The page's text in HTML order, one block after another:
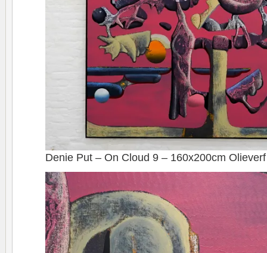
Denie Put – On Cloud 9 – 160x200cm